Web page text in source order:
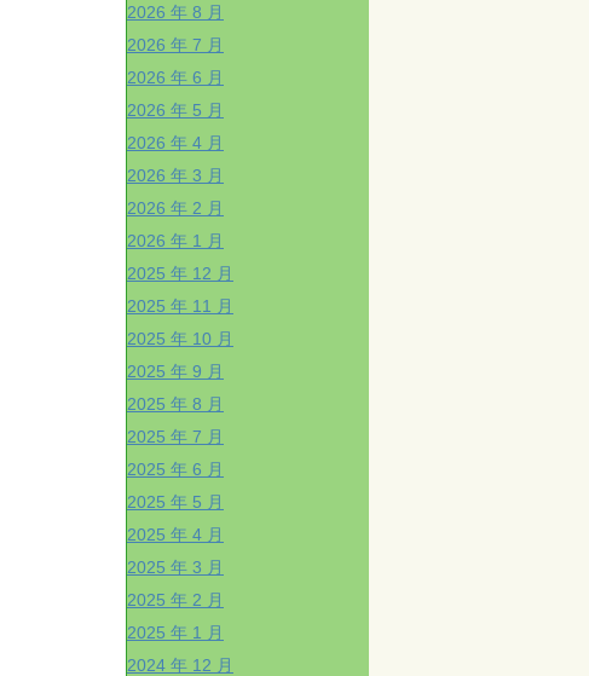
2026 年 8 月
2026 年 7 月
2026 年 6 月
2026 年 5 月
2026 年 4 月
2026 年 3 月
2026 年 2 月
2026 年 1 月
2025 年 12 月
2025 年 11 月
2025 年 10 月
2025 年 9 月
2025 年 8 月
2025 年 7 月
2025 年 6 月
2025 年 5 月
2025 年 4 月
2025 年 3 月
2025 年 2 月
2025 年 1 月
2024 年 12 月